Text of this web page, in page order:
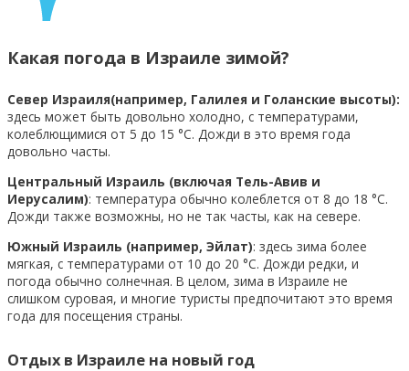
Какая погода в Израиле зимой?
Север Израиля(например, Галилея и Голанские высоты):
здесь может быть довольно холодно, с температурами,
колеблющимися от 5 до 15 °C. Дожди в это время года
довольно часты.
Центральный Израиль (включая Тель-Авив и
Иерусалим): температура обычно колеблется от 8 до 18 °C.
Дожди также возможны, но не так часты, как на севере.
Южный Израиль (например, Эйлат): здесь зима более
мягкая, с температурами от 10 до 20 °C. Дожди редки, и
погода обычно солнечная. В целом, зима в Израиле не
слишком суровая, и многие туристы предпочитают это время
года для посещения страны.
Отдых в Израиле на новый год